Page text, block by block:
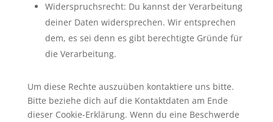
Widerspruchsrecht: Du kannst der Verarbeitung
deiner Daten widersprechen. Wir entsprechen
dem, es sei denn es gibt berechtigte Gründe für
die Verarbeitung.
Um diese Rechte auszuüben kontaktiere uns bitte.
Bitte beziehe dich auf die Kontaktdaten am Ende
dieser Cookie-Erklärung. Wenn du eine Beschwerde